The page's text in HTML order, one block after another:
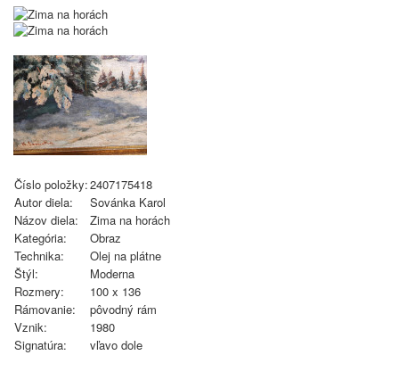
Číslo položky:2407175418
Autor diela:
Sovánka Karol
Názov diela:
Zima na horách
Kategória:
Obraz
Technika:
Olej na plátne
Štýl:
Moderna
Rozmery:
100 x 136
Rámovanie:
pôvodný rám
Vznik:
1980
Signatúra:
vľavo dole